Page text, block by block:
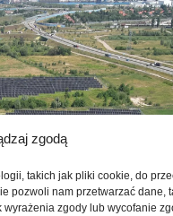
zgodą
takich jak pliki cookie, do
pozwoli nam przetwarzać dane,
zgody lub wycofanie